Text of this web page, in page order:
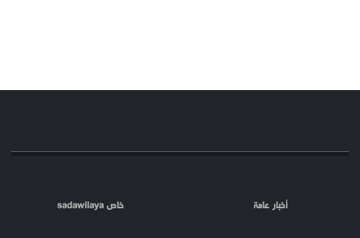
أخبار عامة خاص sadawilaya